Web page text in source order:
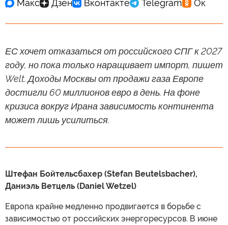
ЕС хочет отказаться от российского СПГ к 2027
году, но пока только наращивает импорт, пишет
Welt. Доходы Москвы от продажи газа Европе
достигли 60 миллионов евро в день. На фоне
кризиса вокруг Ирана зависимость континента
может лишь усилиться.
Штефан Бойтельсбахер (Stefan Beutelsbacher),
Даниэль Ветцель (Daniel Wetzel)
Европа крайне медленно продвигается в борьбе с
зависимостью от российских энергоресурсов. В июне